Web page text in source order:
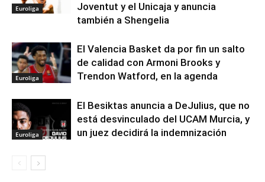
Euroliga
Joventut y el Unicaja y anuncia
también a Shengelia
Euroliga
El Valencia Basket da por fin un salto
de calidad con Armoni Brooks y
Trendon Watford, en la agenda
Euroliga
El Besiktas anuncia a DeJulius, que no
está desvinculado del UCAM Murcia, y
un juez decidirá la indemnización